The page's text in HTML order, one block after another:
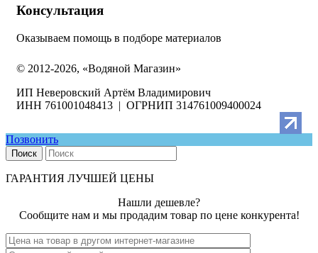
Консультация
Оказываем помощь в подборе материалов
© 2012-2026, «Водяной Магазин»
ИП Неверовский Артём Владимирович
ИНН 761001048413 | ОГРНИП 314761009400024
Позвонить
Поиск
ГАРАНТИЯ ЛУЧШЕЙ ЦЕНЫ
Нашли дешевле?
Сообщите нам и мы продадим товар по цене конкурента!